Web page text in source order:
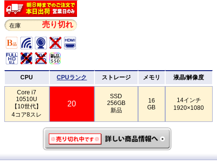
在庫 売り切れ
CPU CPUランク ストレージ メモリ 液晶/解像度
Core i7
10510U
【10世代】
4コア8スレ
20
SSD
256GB
新品
16
GB
14インチ
1920×1080